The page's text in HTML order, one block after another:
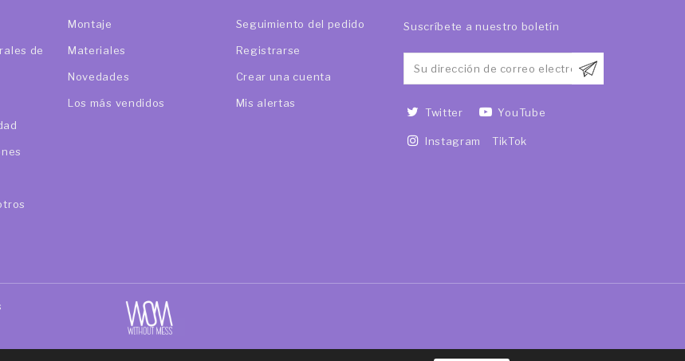
de
Montaje
Materiales
Novedades
Los más vendidos
Seguimiento del pedido
Registrarse
Crear una cuenta
Mis alertas
Suscríbete a nuestro boletín
Twitter YouTube
Instagram TikTok